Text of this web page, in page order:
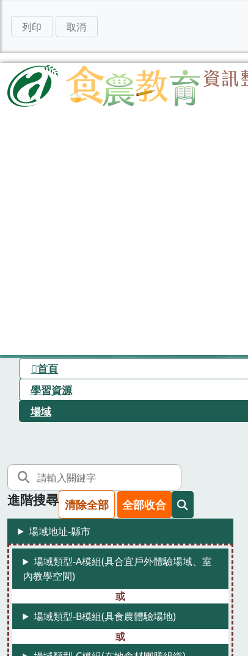
列印 取消
首頁
學習資源
場域
進階搜尋 清除全部 全部收合
場域地址-縣市
場域類型-A模組(具合宜戶外體驗場域、室
內教學空間)
場域類型-B模組(具食農體驗場地)